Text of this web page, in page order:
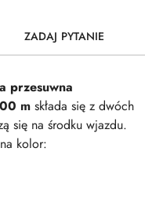
ZADAJ PYTANIE
przesuwna
m składa się z dwóch
się na środku wjazdu.
kolor: